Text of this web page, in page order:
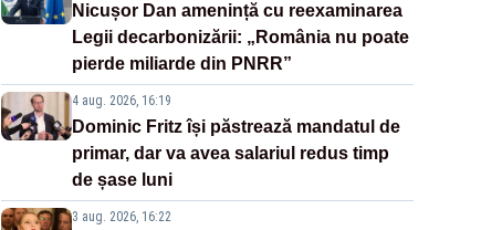
Nicușor Dan amenință cu reexaminarea
Legii decarbonizării: „România nu poate
pierde miliarde din PNRR”
4 aug. 2026, 16:19
Dominic Fritz își păstrează mandatul de
primar, dar va avea salariul redus timp
de șase luni
3 aug. 2026, 16:22